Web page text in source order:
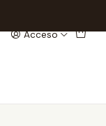
Acceso